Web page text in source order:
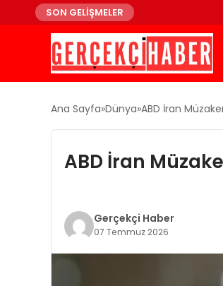
SON GELİŞMELER
Ana Sayfa Dünya ABD İran
ABD İran
Gerçekçi Haber
07 Temmuz 2026